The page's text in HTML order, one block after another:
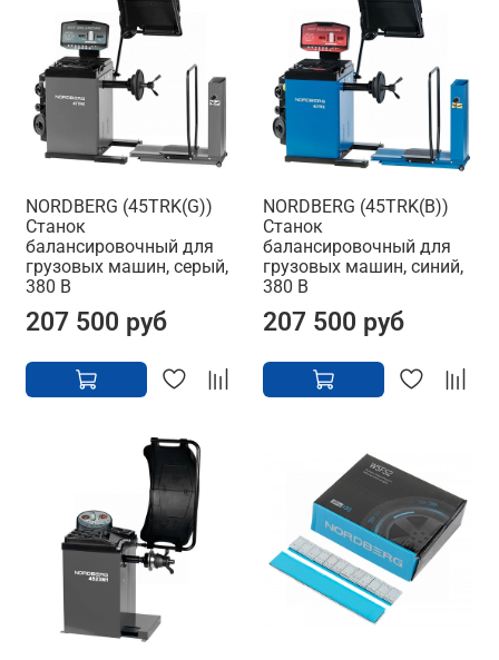
NORDBERG (45TRK(G))
Станок
балансировочный для
грузовых машин, серый,
380 В
207 500 руб
NORDBERG (45TRK(B))
Станок
балансировочный для
грузовых машин, синий,
380 В
207 500 руб